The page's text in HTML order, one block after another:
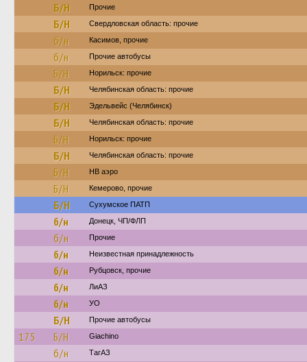
Б/Н Прочие
Б/Н Свердловская область: прочие
б/н Касимов, прочие
б/н Прочие автобусы
Б/Н Норильск: прочие
Б/Н Челябинская область: прочие
Б/Н Эдельвейс (Челябинск)
Б/Н Челябинская область: прочие
Б/Н Норильск: прочие
Б/Н Челябинская область: прочие
Б/Н НВ аэро
Б/Н Кемерово, прочие
Б/Н Сухумское ПАТП
б/н Донецк, ЧП/ФЛП
б/н Прочие
б/н Неизвестная принадлежность
б/н Рубцовск, прочие
б/н ЛиАЗ
б/н УО
Б/Н Прочие автобусы
175 Б/Н Giachino
б/н ТагАЗ